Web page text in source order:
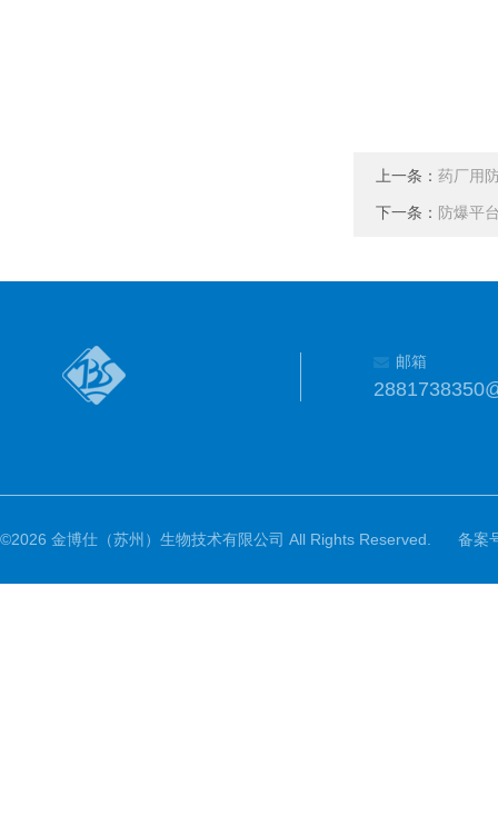
上一条： 药厂用
下一条： 防爆平
邮箱
©2026 金博仕（苏州）生物技术有限公司 All Rights Reserved. 备案